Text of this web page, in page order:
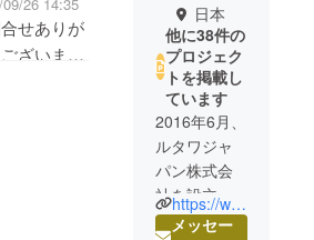
るようで
連携は可
26 14:35
せありが
ざいま
日本
他に38件の
プロジェク
トを掲載し
ています
2016年6月、
ルタワジャ
パン株式会
社を設立。
北米・ヨー
https://www.rutawa.com/
メッセー